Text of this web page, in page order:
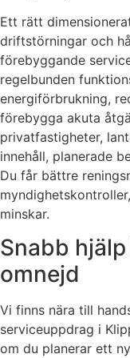
Ett rätt
driftstörningar och
förebyggande
regelbunden
energiförbrukning,
förebygga akuta
privatfastigheter,
innehåll, planerade
Du får bättre
minskar.
Snabb
omnejd
Vi finns nära till
serviceuppdrag i
om du planerar ett